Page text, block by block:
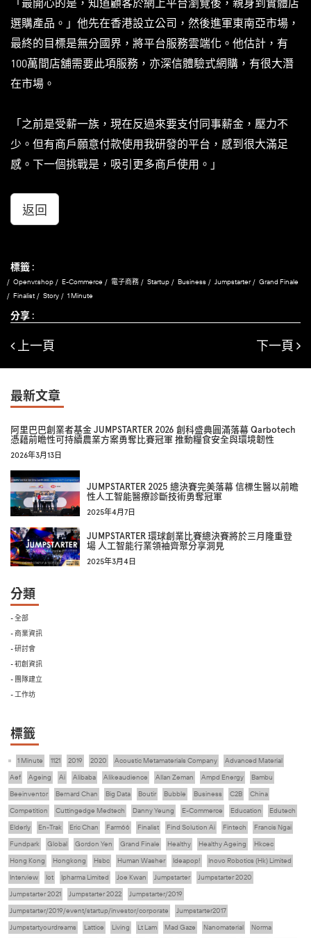
選購產品。」他先在香港設立公司，然後進軍東南亞市場，
最終的目標是無分國界，將平台服務雲端化。他估計，有
100萬間店舖需要此項服務，亦深信體驗式網購，有很大潛
在市場。
「之前是受薪一族，現在反過來要支付同事薪金，壓力不
少。但有商戶願意付款使用我研發的平台，感到很大滿足
感。下一個挑戰是，吸引更多商戶使用。」
返回
標籤 :
Openvr.shop E-Commerce 電子商務 Startup Business Jumpstarter
Grand Finale
Finalist
Story 1 Minute
分享 :
上一頁 下一頁
最新文章
阿里巴巴創業者基金 JUMPSTARTER 2026 創科盛典圓滿落幕 Qarbotech
憑藉前瞻性可持續農業方案勇奪比賽冠軍 推動糧食安全與環境韌性
2026年3月13日
JUMPSTARTER 2025 總決賽完美落幕 信標生醫以前瞻
性人工智能醫療診斷技術勇奪冠軍
2025年4月7日
JUMPSTARTER 環球創業比賽總決賽將於三月隆重登
場 人工智能行業領袖齊聚分享洞見
2025年3月4日
分類
- 全部
- 商業資訊
- 研討會
- 初創資訊
- 團隊建立
- 工作坊
標籤
1 Minute 1121 2019 2020 Acoustic Metamaterials Company
Advanced Material
Aef
Ageing Ai Alibaba Alikeaudience Allan Zeman Ampd Energy
Bambu
Beeinventor
Bernard Chan Big Data Boutir Bubble Business C2B
China
Competition
Cuttingedge Medtech Danny Yeung E-Commerce Education
Edutech
Elderly
En-Trak Eric Chan Farm66 Finalist Find Solution Ai Fintech
Francis Ngai
Fundpark
Global Gordon Yen Grand Finale Healthy Healthy Ageing
Hkcec
Hong Kong
Hongkong Hsbc Human Washer Ideapop!
Inovo Robotics (Hk) Limited
Interview
Iot Ipharma Limited Joe Kwan Jumpstarter
Jumpstarter 2020
Jumpstarter 2021
Jumpstarter 2022
Jumpstarter/2019
Jumpstarter/2019/event/startup/investor/corporate
Jumpstarter2017
Jumpstartyourdreams
Lattice Living Lt Lam Mad Gaze Nanomaterial
Norma